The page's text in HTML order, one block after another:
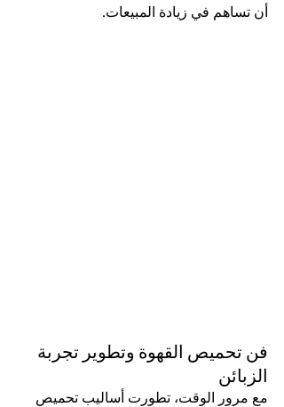
أن تساهم في زيادة المبيعات.
فن تحميص القهوة وتطوير تجربة
الزبائن
مع مرور الوقت، تطورت أساليب تحميص